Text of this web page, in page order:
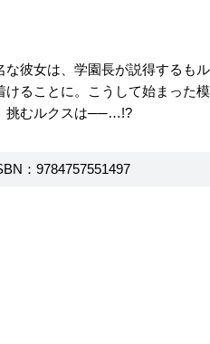
彼女は、学園長が説得するも
ることに。こうして始まった
挑むルクスは──…!?
：9784757551497